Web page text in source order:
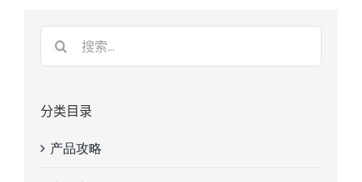
分类目录
产品攻略